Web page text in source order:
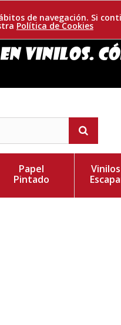
de navegación. Si
Política de Cookies
Papel
Pintado